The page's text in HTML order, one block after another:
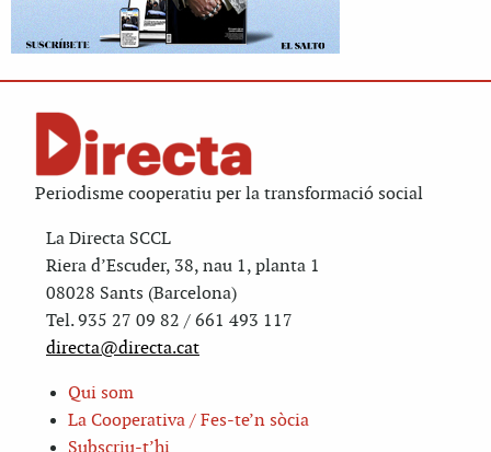
Periodisme cooperatiu per la transformació social
La Directa SCCL
Riera d’Escuder, 38, nau 1, planta 1
08028 Sants (Barcelona)
Tel. 935 27 09 82 / 661 493 117
directa@directa.cat
Qui som
La Cooperativa / Fes-te’n sòcia
Subscriu-t’hi